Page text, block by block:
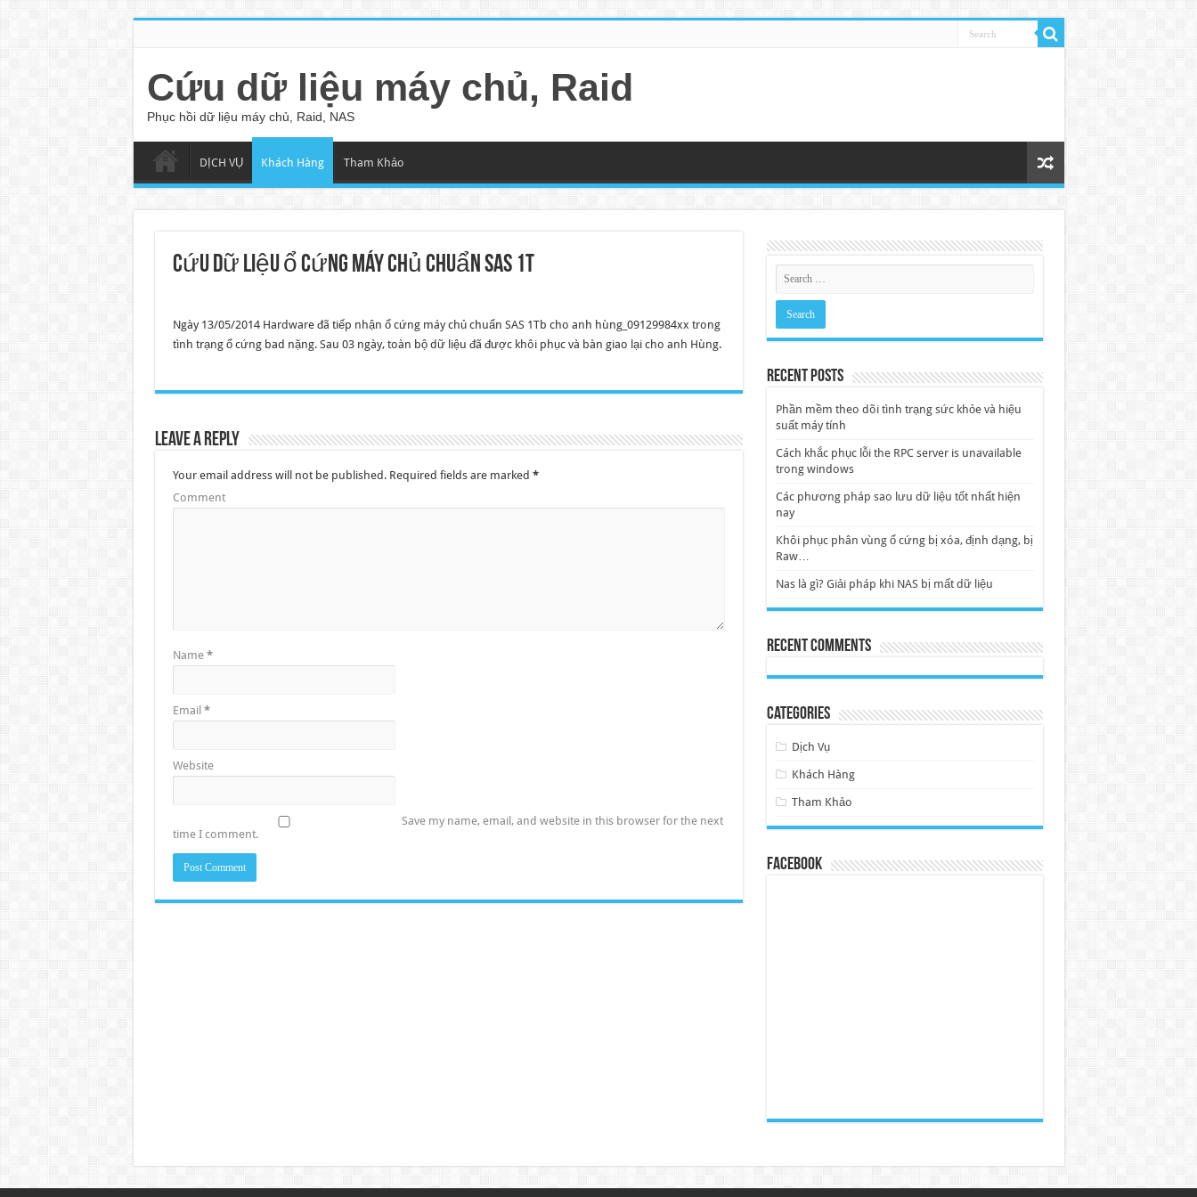
Cứu dữ liệu máy chủ, Raid
Phục hồi dữ liệu máy chủ, Raid, NAS
DỊCH VỤ Khách Hàng Tham Khảo
Cứu dữ liệu ổ cứng máy chủ chuẩn SAS 1T
Ngày 13/05/2014 Hardware đã tiếp nhận ổ cứng máy chủ chuẩn SAS 1Tb cho anh hùng_09129984xx trong
tình trạng ổ cứng bad nặng. Sau 03 ngày, toàn bộ dữ liệu đã được khôi phục và bàn giao lại cho anh Hùng.
Leave a Reply
Your email address will not be published.Required fields are marked *
Comment
Name *
Email *
Website
Save my name, email, and website in this browser for the next
time I comment.
Recent Posts
Phần mềm theo dõi tình trạng sức khỏe và hiệu
suất máy tính
Cách khắc phục lỗi the RPC server is unavailable
trong windows
Các phương pháp sao lưu dữ liệu tốt nhất hiện
nay
Khôi phục phân vùng ổ cứng bị xóa, định dạng, bị
Raw…
Nas là gì? Giải pháp khi NAS bị mất dữ liệu
Recent Comments
Categories
Dịch Vụ
Khách Hàng
Tham Khảo
Facebook